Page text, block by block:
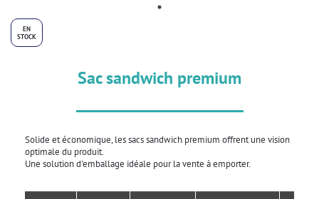
EN
STOCK
Sac sandwich premium
Solide et économique, les sacs sandwich premium offrent une vision
optimale du produit.
Une solution d'emballage idéale pour la vente à emporter.